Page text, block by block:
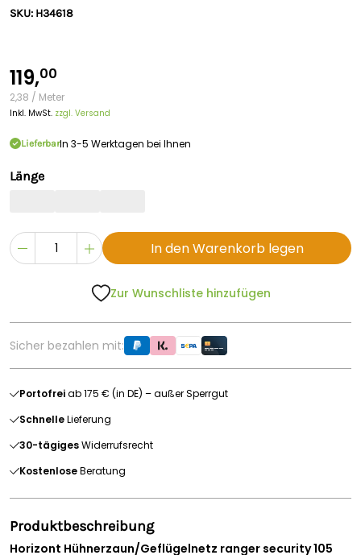
SKU: H34618
119,00
2,38 / Meter
Inkl. MwSt. zzgl. Versand
LieferbarIn 3-5 Werktagen bei Ihnen
Länge
In den Warenkorb legen
Zur Wunschliste hinzufügen
Sicher bezahlen mit:
Portofreiab 175 € (in DE) – außer Sperrgut
SchnelleLieferung
30-tägigesWiderrufsrecht
KostenloseBeratung
Produktbeschreibung
Horizont Hühnerzaun/Geflügelnetz ranger security 105